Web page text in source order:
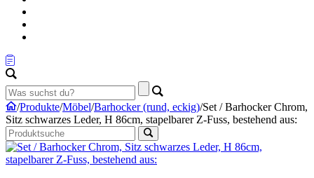
/Produkte/Möbel/Barhocker (rund, eckig)/Set / Barhocker Chrom,
Sitz schwarzes Leder, H 86cm, stapelbarer Z-Fuss, bestehend aus: